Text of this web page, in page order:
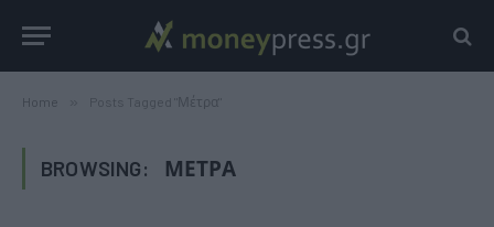
Home Posts Tagged "Μέτρα"
BROWSING: ΜΈΤΡΑ